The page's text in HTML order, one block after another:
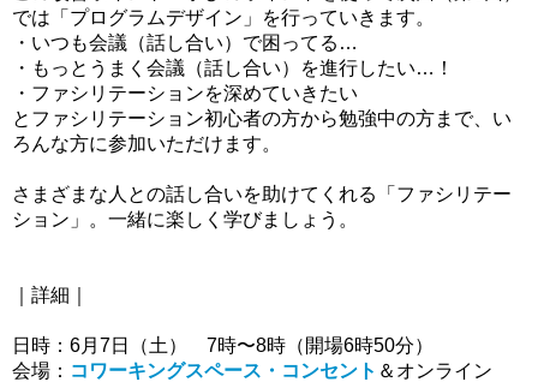
では「プログラムデザイン」を行っていきます。
・いつも会議（話し合い）で困ってる…
・もっとうまく会議（話し合い）を進行したい…！
・ファシリテーションを深めていきたい
とファシリテーション初心者の方から勉強中の方まで、い
ろんな方に参加いただけます。
さまざまな人との話し合いを助けてくれる「ファシリテー
ション」。一緒に楽しく学びましょう。
｜詳細｜
日時：6月7日（土） 7時〜8時（開場6時50分）
会場： コワーキングスペース・コンセント ＆オンライン